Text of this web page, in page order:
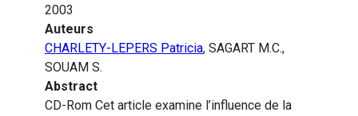
2003
Auteurs
CHARLETY-LEPERS Patricia, SAGART M.C.,
SOUAM S.
Abstract
CD-Rom Cet article examine l’influence de la